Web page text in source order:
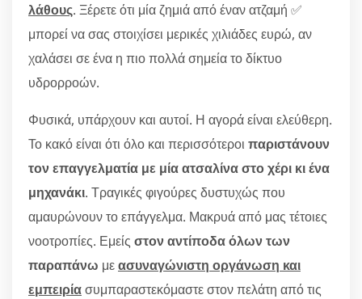
λάθους. Ξέρετε ότι μία ζημιά από έναν ατζαμή ✅
μπορεί να σας στοιχίσει μερικές χιλιάδες ευρώ, αν
χαλάσει σε ένα η πιο πολλά σημεία το δίκτυο
υδρορροών.
Φυσικά, υπάρχουν και αυτοί. Η αγορά είναι ελεύθερη.
Το κακό είναι ότι όλο και περισσότεροι παριστάνουν
τον επαγγελματία με μία ατσαλίνα στο χέρι κι ένα
μηχανάκι. Τραγικές φιγούρες δυστυχώς που
αμαυρώνουν το επάγγελμα. Μακρυά από μας τέτοιες
νοοτροπίες. Εμείς στον αντίποδα όλων των
παραπάνω μεασυναγώνιστη οργάνωση και
εμπειρίασυμπαραστεκόμαστε στον πελάτη από τις